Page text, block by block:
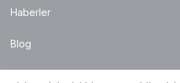
Haberler
Blog